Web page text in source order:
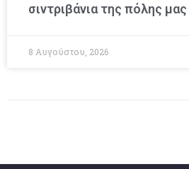
σιντριβάνια της πόλης μας
8 Αυγούστου, 2026